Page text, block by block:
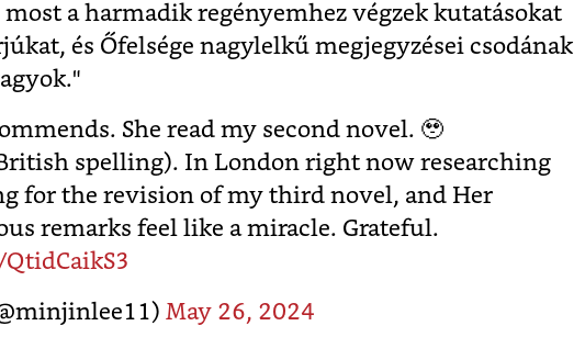
a harmadik regényemhez végzek kutatásokat
és Őfelsége nagylelkű megjegyzései csodának
She read my second novel. 🥹
spelling). In London right now researching
for the revision of my third novel, and Her
remarks feel like a miracle. Grateful.
May 26, 2024